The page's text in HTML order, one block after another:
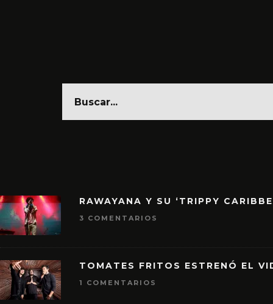
RAWAYANA Y SU ‘TRIPPY
3 COMENTARIOS
TOMATES FRITOS ESTRENÓ EL
1 COMENTARIOS